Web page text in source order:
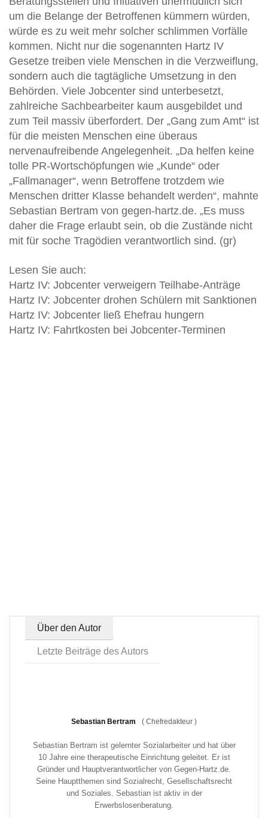
um die Belange der Betroffenen kümmern würden,
würde es zu weit mehr solcher schlimmen Vorfälle
kommen. Nicht nur die sogenannten Hartz IV
Gesetze treiben viele Menschen in die Verzweiflung,
sondern auch die tagtägliche Umsetzung in den
Behörden. Viele Jobcenter sind unterbesetzt,
zahlreiche Sachbearbeiter kaum ausgebildet und
zum Teil massiv überfordert. Der „Gang zum Amt“ ist
für die meisten Menschen eine überaus
nervenaufreibende Angelegenheit. „Da helfen keine
tolle PR-Wortschöpfungen wie „Kunde“ oder
„Fallmanager“, wenn Betroffene trotzdem wie
Menschen dritter Klasse behandelt werden“, mahnte
Sebastian Bertram von gegen-hartz.de. „Es muss
daher die Frage erlaubt sein, ob die Zustände nicht
mit für soche Tragödien verantwortlich sind. (gr)
Lesen Sie auch:
Hartz IV: Jobcenter verweigern Teilhabe-Anträge
Hartz IV: Jobcenter drohen Schülern mit Sanktionen
Hartz IV: Jobcenter ließ Ehefrau hungern
Hartz IV: Fahrtkosten bei Jobcenter-Terminen
Über den Autor
Letzte Beiträge des Autors
Sebastian Bertram ( Chefredakteur )
Sebastian Bertram ist gelernter Sozialarbeiter und hat über
10 Jahre eine therapeutische Einrichtung geleitet. Er ist
Gründer und Hauptverantwortlicher von Gegen-Hartz.de.
Seine Hauptthemen sind Sozialrecht, Gesellschaftsrecht
und Soziales. Sebastian ist aktiv in der
Erwerbslosenberatung.